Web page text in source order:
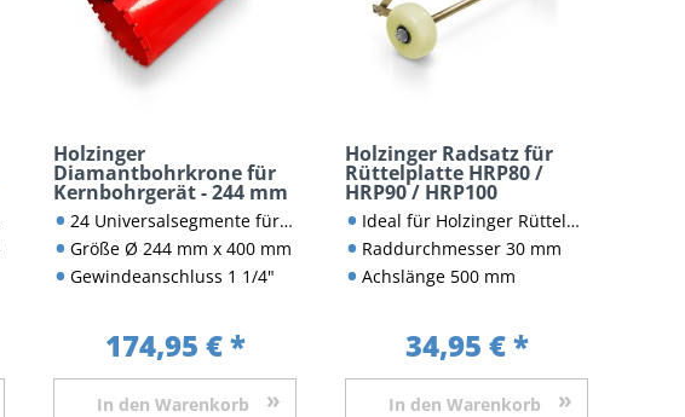
Holzinger
Diamantbohrkrone für
Kernbohrgerät - 244 mm
24 Universalsegmente für Mauerwerk, Naturstein und Beton
Größe Ø 244 mm x 400 mm
Gewindeanschluss 1 1/4"
174,95 € *
In den Warenkorb
Holzinger Radsatz für
Rüttelplatte HRP80 /
HRP90 / HRP100
Ideal für Holzinger Rüttelplatten HRP80 oder HRP90
Raddurchmesser 30 mm
Achslänge 500 mm
34,95 € *
In den Warenkorb